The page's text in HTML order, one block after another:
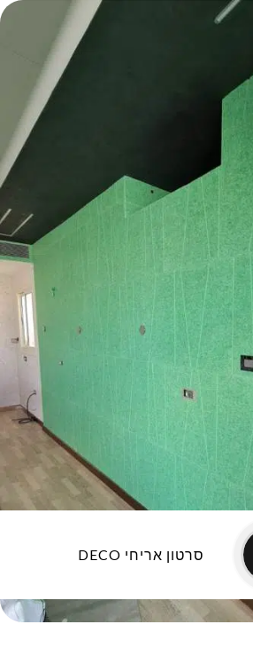
סרטון אריחי DECO